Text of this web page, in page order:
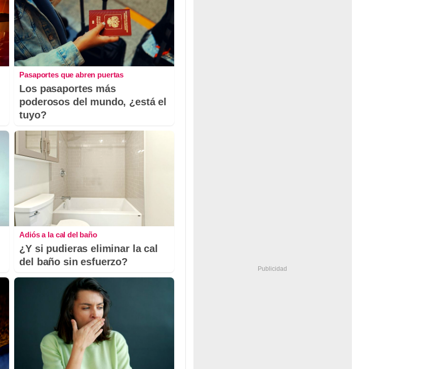
Pasaportes que abren puertas
Los pasaportes más
poderosos del mundo, ¿está el
tuyo?
Adiós a la cal del baño
¿Y si pudieras eliminar la cal
del baño sin esfuerzo?